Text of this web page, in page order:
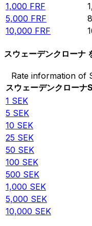
1,000 FRF
5,000 FRF
10,000 FRF
スウェーデンクローナ
Rate information of
スウェーデンクローナ
1 SEK
5 SEK
10 SEK
25 SEK
50 SEK
100 SEK
500 SEK
1,000 SEK
5,000 SEK
10,000 SEK